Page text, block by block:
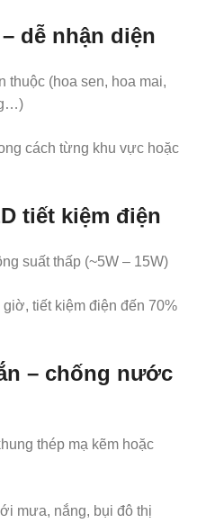
dễ nhận diện
thuộc (hoa sen, hoa mai,
cách từng khu vực hoặc
tiết kiệm điện
suất thấp (~5W – 15W)
tiết kiệm điện đến 70%
– chống nước
thép mạ kẽm hoặc
mưa, nắng, bụi đô thị